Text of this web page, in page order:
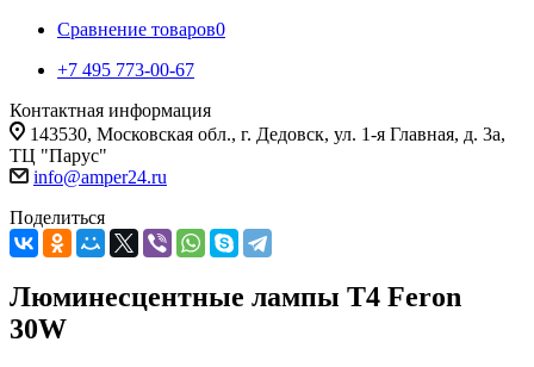
Сравнение товаров0
+7 495 773-00-67
Контактная информация
143530, Московская обл., г. Дедовск, ул. 1-я Главная, д. 3а,
ТЦ "Парус"
info@amper24.ru
Поделиться
Люминесцентные лампы T4 Feron
30W